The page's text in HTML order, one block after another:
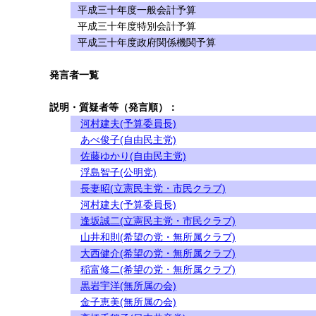
平成三十年度一般会計予算
平成三十年度特別会計予算
平成三十年度政府関係機関予算
発言者一覧
説明・質疑者等（発言順）：
河村建夫(予算委員長)
あべ俊子(自由民主党)
佐藤ゆかり(自由民主党)
浮島智子(公明党)
長妻昭(立憲民主党・市民クラブ)
河村建夫(予算委員長)
逢坂誠二(立憲民主党・市民クラブ)
山井和則(希望の党・無所属クラブ)
大西健介(希望の党・無所属クラブ)
稲富修二(希望の党・無所属クラブ)
黒岩宇洋(無所属の会)
金子恵美(無所属の会)